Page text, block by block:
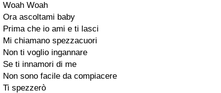
Woah Woah
Ora ascoltami baby
Prima che io ami e ti lasci
Mi chiamano spezzacuori
Non ti voglio ingannare
Se ti innamori di me
Non sono facile da compiacere
Ti spezzerò